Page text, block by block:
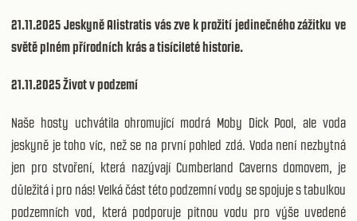
21.11.2025 Jeskyně Alistratis vás zve k prožití jedinečného zážitku ve
světě plném přírodních krás a tisícileté historie.
21.11.2025 Život v podzemí
Naše hosty uchvátila ohromující modrá Moby Dick Pool, ale voda
jeskyně je toho víc, než se na první pohled zdá. Voda není nezbytná
jen pro stvoření, která nazývají Cumberland Caverns domovem, je
důležitá i pro nás! Velká část této podzemní vody se spojuje s tabulkou
podzemních vod, která podporuje pitnou vodu pro výše uvedené